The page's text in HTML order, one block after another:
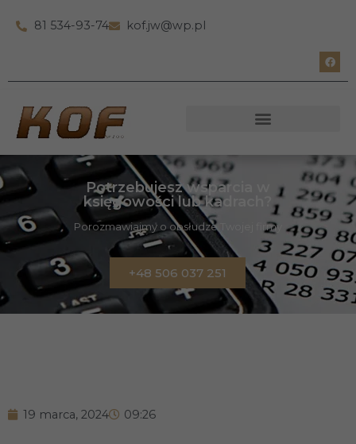
81 534-93-74 kof.jw@wp.pl
Potrzebujesz wsparcia w
księgowości lub kadrach?
Porozmawiajmy o obsłudze Twojej firmy
+48 506 037 251
19 marca, 2024 09:26